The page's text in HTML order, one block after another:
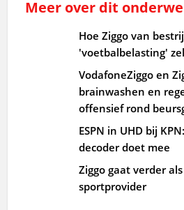
Meer over dit
Hoe Ziggo van
'voetbalbelasting'
VodafoneZiggo en
brainwashen en
offensief rond
ESPN in UHD bij
decoder doet mee
Ziggo gaat verder
sportprovider